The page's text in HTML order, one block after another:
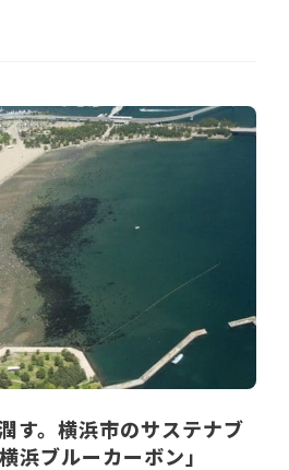
す。横浜市のサステナブ
浜ブルーカーボン」